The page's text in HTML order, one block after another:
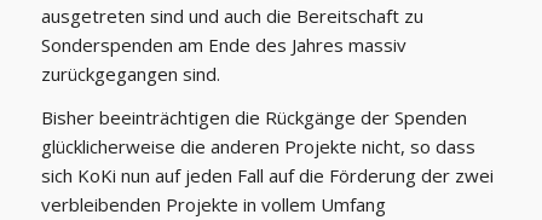
ausgetreten sind und auch die Bereitschaft zu
Sonderspenden am Ende des Jahres massiv
zurückgegangen sind.
Bisher beeinträchtigen die Rückgänge der Spenden
glücklicherweise die anderen Projekte nicht, so dass
sich KoKi nun auf jeden Fall auf die Förderung der zwei
verbleibenden Projekte in vollem Umfang